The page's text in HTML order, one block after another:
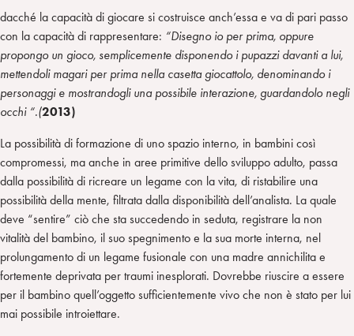
dacché la capacità di giocare si costruisce anch’essa e va di pari passo
con la capacità di rappresentare: “Disegno io per prima, oppure
propongo un gioco, semplicemente disponendo i pupazzi davanti a lui,
mettendoli magari per prima nella casetta giocattolo, denominando i
personaggi e mostrandogli una possibile interazione, guardandolo negli
occhi “.(2013)
La possibilità di formazione di uno spazio interno, in bambini così
compromessi, ma anche in aree primitive dello sviluppo adulto, passa
dalla possibilità di ricreare un legame con la vita, di ristabilire una
possibilità della mente, filtrata dalla disponibilità dell’analista. La quale
deve “sentire” ciò che sta succedendo in seduta, registrare la non
vitalità del bambino, il suo spegnimento e la sua morte interna, nel
prolungamento di un legame fusionale con una madre annichilita e
fortemente deprivata per traumi inesplorati. Dovrebbe riuscire a essere
per il bambino quell’oggetto sufficientemente vivo che non è stato per lui
mai possibile introiettare.